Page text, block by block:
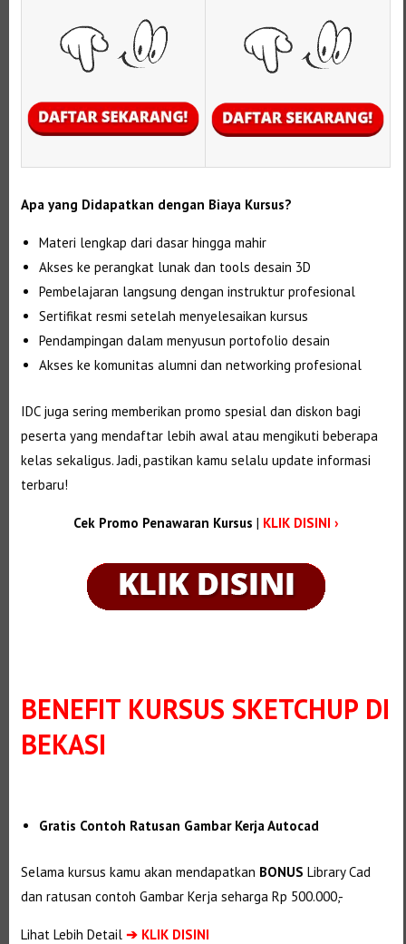
Apa yang Didapatkan dengan Biaya Kursus?
Materi lengkap dari dasar hingga mahir
Akses ke perangkat lunak dan tools desain 3D
Pembelajaran langsung dengan instruktur profesional
Sertifikat resmi setelah menyelesaikan kursus
Pendampingan dalam menyusun portofolio desain
Akses ke komunitas alumni dan networking profesional
IDC juga sering memberikan promo spesial dan diskon bagi
peserta yang mendaftar lebih awal atau mengikuti beberapa
kelas sekaligus. Jadi, pastikan kamu selalu update informasi
terbaru!
Cek Promo Penawaran Kursus | KLIK DISINI ›
BENEFIT KURSUS SKETCHUP DI
BEKASI
Gratis Contoh Ratusan Gambar Kerja Autocad
Selama kursus kamu akan mendapatkan BONUS Library Cad
dan ratusan contoh Gambar Kerja seharga Rp 500.000,-
Lihat Lebih Detail➔ KLIK DISINI